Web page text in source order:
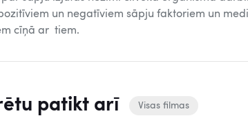
un negatīviem sāpju faktoriem un
cīņā ar tiem.
patikt arī Visas filmas